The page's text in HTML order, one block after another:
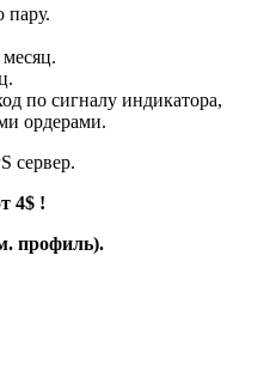
пару.
по сигналу индикатора,
ордерами.
сервер.
4$ !
профиль).